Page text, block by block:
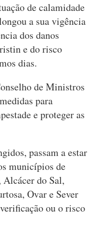
de calamidade
a sua vigência
dos danos
e do risco
dias.
de Ministros
para
e proteger as
passam a estar
municípios de
do Sal,
Ovar e Sever
ou o risco